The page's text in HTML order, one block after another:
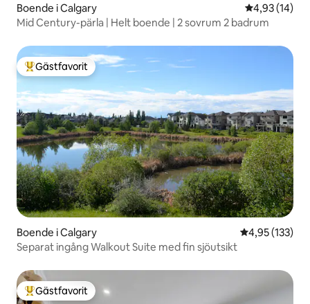
Boende i Calgary 4,93 av 5 i
4,93 (14)
Mid Century-pärla | Helt boende | 2 sovrum 2 badrum
Populär gästfavorit
Gästfavorit
Boende i Calgary 4,95 av 5 i
4,95 (133)
Separat ingång Walkout Suite med fin sjöutsikt
Populär gästfavorit
Gästfavorit